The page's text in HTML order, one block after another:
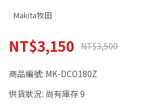
Makita牧田
NT$3,150 NT$3,500
商品編號: MK-DCO180Z
供貨狀況: 尚有庫存 9